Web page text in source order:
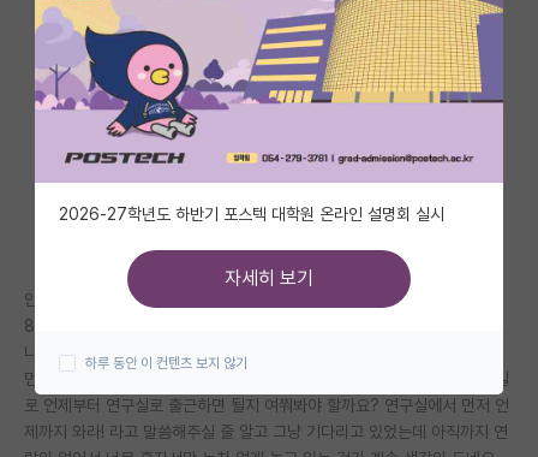
전체글보기
베스트 게시판
IF 명예의전당
자유 게시판(아무개랩)
미국 유학 게시판
미국 대학원 합격 후기 게시판
대학원 합격 후기 게시판
연구실(PI) 홍보 게시판
안녕하세요. 가을학기에 입학하게 된 대학원 신입생입니다.
8월 초에 원하던 랩실과의 컨택을 마무리하고(지도교수 배정 확인서 제출)
나서 뭘 해야 할지 모르겠어서 글을 올립니다ㅠㅠ
먼저 교수님이나 랩장님께(컨택 과정 내내 두 분 모두와 대화했습니다) 메일
로 언제부터 연구실로 출근하면 될지 여쭤봐야 할까요? 연구실에서 먼저 언
제까지 와라! 라고 말씀해주실 줄 알고 그냥 기다리고 있었는데 아직까지 연
2026-27학년도 하반기 포스텍 대학원 온라인 설명회 실시
자세히 보기
하루 동안 이 컨텐츠 보지 않기